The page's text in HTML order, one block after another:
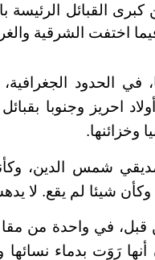
كبرى القبائل
اختفت الشرقية
في الحدود
احريز وجنوبا
وخزائنها.
شمس الدين،
شيئا لم يقع. لا
في واحدة من
رَوَت بدماء